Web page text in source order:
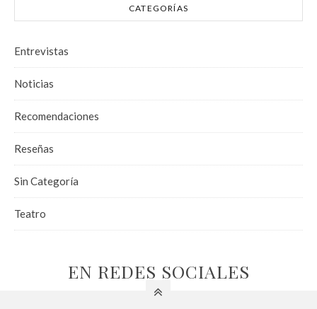
CATEGORÍAS
Entrevistas
Noticias
Recomendaciones
Reseñas
Sin Categoría
Teatro
EN REDES SOCIALES